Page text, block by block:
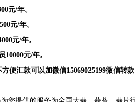
元/年。
元/年。
元/年。
元/年。
便汇款可以加微信15069025199微信转款